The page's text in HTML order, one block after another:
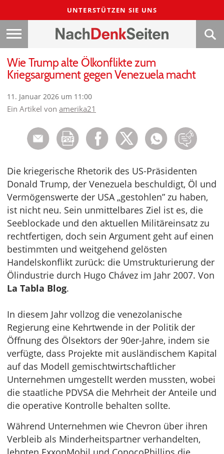
UNTERSTÜTZEN SIE UNS
Wie Trump alte Ölkonflikte zum
Kriegsargument gegen Venezuela macht
11. Januar 2026 um 11:00
Ein Artikel von amerika21
Die kriegerische Rhetorik des US-Präsidenten
Donald Trump, der Venezuela beschuldigt, Öl und
Vermögenswerte der USA „gestohlen” zu haben,
ist nicht neu. Sein unmittelbares Ziel ist es, die
Seeblockade und den aktuellen Militäreinsatz zu
rechtfertigen, doch sein Argument geht auf einen
bestimmten und weitgehend gelösten
Handelskonflikt zurück: die Umstrukturierung der
Ölindustrie durch Hugo Chávez im Jahr 2007. Von
La Tabla Blog.
In diesem Jahr vollzog die venezolanische
Regierung eine Kehrtwende in der Politik der
Öffnung des Ölsektors der 90er-Jahre, indem sie
verfügte, dass Projekte mit ausländischem Kapital
auf das Modell gemischtwirtschaftlicher
Unternehmen umgestellt werden mussten, wobei
die staatliche PDVSA die Mehrheit der Anteile und
die operative Kontrolle behalten sollte.
Während Unternehmen wie Chevron über ihren
Verbleib als Minderheitspartner verhandelten,